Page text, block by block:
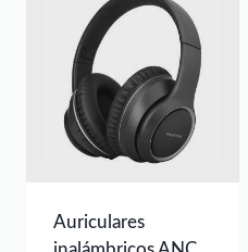
hasta
14,52€
Auriculares